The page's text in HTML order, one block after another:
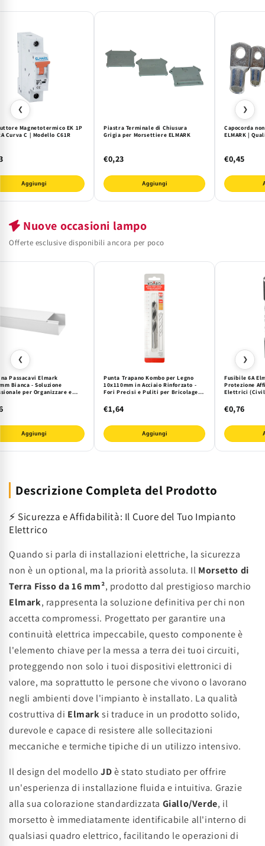
❮
Magnetotermico EK 1P
Curva C | Modello C61R
Aggiungi
Piastra Terminale di Chiusura
Grigia per Morsettiere ELMARK
€0,23
Aggiungi
Capocorda
ELMARK |
€0,45
❯
Nuove occasioni lampo
Offerte esclusive disponibili ancora per poco
❮
Passacavi Elmark
Bianca - Soluzione
per Organizzare e
e Ufficio
Aggiungi
Punta Trapano Kombo per Legno
10x110mm in Acciaio Rinforzato -
Fori Precisi e Puliti per Bricolage e
€1,64
Aggiungi
Fusibile 6A
Protezione
Elettrici
e Durata.
€0,76
❯
Descrizione Completa del Prodotto
⚡ Sicurezza e Affidabilità: Il Cuore del Tuo Impianto
Elettrico
Quando si parla di installazioni elettriche, la sicurezza
non è un optional, ma la priorità assoluta. Il Morsetto di
Terra Fisso da 16 mm², prodotto dal prestigioso marchio
Elmark, rappresenta la soluzione definitiva per chi non
accetta compromessi. Progettato per garantire una
continuità elettrica impeccabile, questo componente è
l'elemento chiave per la messa a terra dei tuoi circuiti,
proteggendo non solo i tuoi dispositivi elettronici di
valore, ma soprattutto le persone che vivono o lavorano
negli ambienti dove l'impianto è installato. La qualità
costruttiva di Elmarksi traduce in un prodotto solido,
durevole e capace di resistere alle sollecitazioni
meccaniche e termiche tipiche di un utilizzo intensivo.
Il design del modelloJDè stato studiato per offrire
un'esperienza di installazione fluida e intuitiva. Grazie
alla sua colorazione standardizzata Giallo/Verde, il
morsetto è immediatamente identificabile all'interno di
qualsiasi quadro elettrico, facilitando le operazioni di